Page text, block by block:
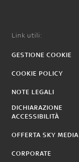
Link utili:
GESTIONE COOKIE
COOKIE POLICY
NOTE LEGALI
DICHIARAZIONE
ACCESSIBILITÀ
OFFERTA SKY MEDIA
CORPORATE